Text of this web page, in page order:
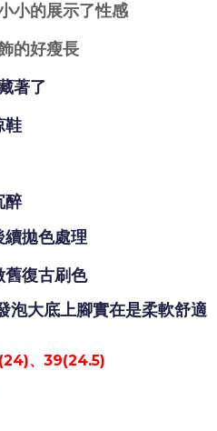
小的展示了性感
的好瘦長
著了
鞋
醉
拋色處理
舊復古刷色
泡大底上腳實在是柔軟舒適
、39(24.5)